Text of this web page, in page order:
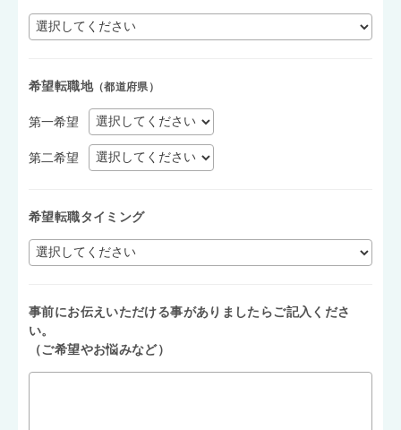
希望転職地（都道府県）
第一希望
第二希望
希望転職タイミング
事前にお伝えいただける事がありましたらご記入くださ
い。
（ご希望やお悩みなど）